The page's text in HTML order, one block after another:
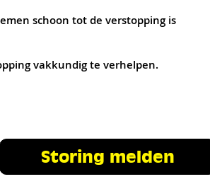
schoon tot de verstopping is
vakkundig te verhelpen.
Storing melden